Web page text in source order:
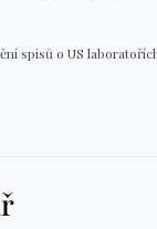
spisů o US